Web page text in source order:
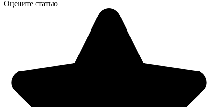
Оцените статью